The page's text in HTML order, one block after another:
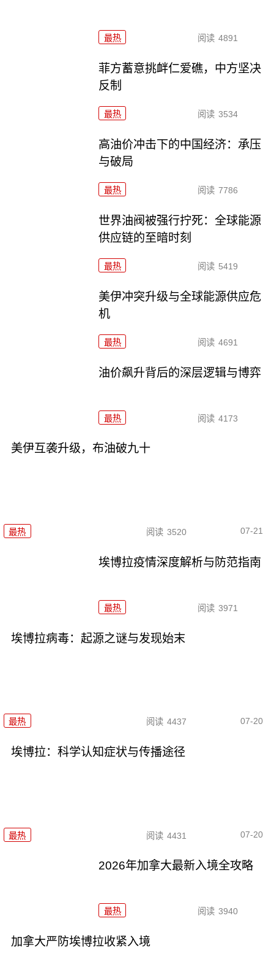
最热 阅读 4891
菲方蓄意挑衅仁爱礁，中方坚决
反制
最热 阅读 3534
高油价冲击下的中国经济：承压
与破局
最热 阅读 7786
世界油阀被强行拧死：全球能源
供应链的至暗时刻
最热 阅读 5419
美伊冲突升级与全球能源供应危
机
最热 阅读 4691
油价飙升背后的深层逻辑与博弈
最热 阅读 4173
美伊互袭升级，布油破九十
最热 阅读 3520 07-21
埃博拉疫情深度解析与防范指南
最热 阅读 3971
埃博拉病毒：起源之谜与发现始末
最热 阅读 4437 07-20
埃博拉：科学认知症状与传播途径
最热 阅读 4431 07-20
2026年加拿大最新入境全攻略
最热 阅读 3940
加拿大严防埃博拉收紧入境